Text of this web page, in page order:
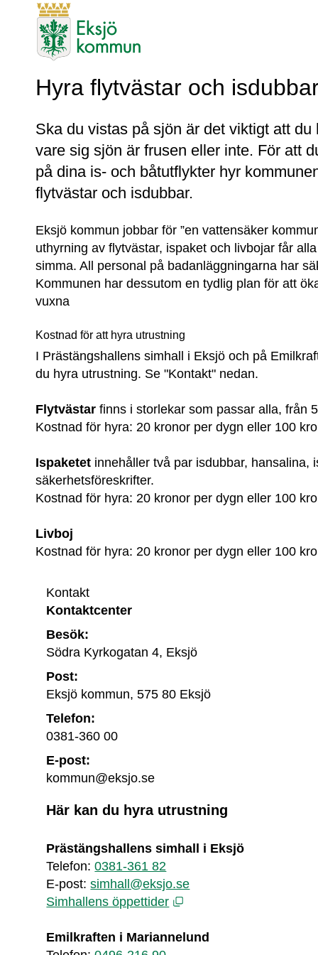
Hyra flytvästar och
Ska du vistas på sjön är det viktigt att du
vare sig sjön är frusen eller inte. För att
på dina is- och båtutflykter hyr
flytvästar och isdubbar.
Eksjö kommun jobbar för ”en vattensäker
uthyrning av flytvästar, ispaket och livbojar får
simma. All personal på badanläggningarna har
Kommunen har dessutom en tydlig plan för att
vuxna
Kostnad för att hyra utrustning
I Prästängshallens simhall i Eksjö och på
du hyra utrustning. Se "Kontakt" nedan.
Flytvästar finns i storlekar som passar alla, från
Kostnad för hyra: 20 kronor per dygn eller 100
Ispaketet innehåller två par isdubbar, hansalina,
säkerhetsföreskrifter.
Kostnad för hyra: 20 kronor per dygn eller 100
Livboj
Kostnad för hyra: 20 kronor per dygn eller 100
Kontakt
Kontaktcenter
Besök:
Södra Kyrkogatan 4, Eksjö
Post:
Eksjö kommun, 575 80 Eksjö
Telefon:
0381-360 00
E-post:
kommun@eksjo.se
Här kan du hyra utrustning
Prästängshallens simhall i Eksjö
Telefon: 0381-361 82
E-post: simhall@eksjo.se
Simhallens öppettider
Öppnas i nytt fönster.
Emilkraften i Mariannelund